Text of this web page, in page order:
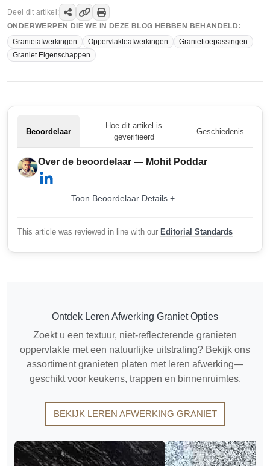
Deel dit artikel:
ONDERWERPEN DIE WE IN DEZE BLOG HEBBEN BEHANDELD:
Granietafwerkingen
Oppervlakteafwerkingen
Graniettoepassingen
Graniet Eigenschappen
Beoordelaar
Hoe dit artikel is
geverifieerd
Geschiedenis
Over de beoordelaar — Mohit Poddar
Toon Beoordelaar Details +
This article was reviewed in line with our Editorial Standards
Ontdek Leren Afwerking Graniet Opties
Zoekt u een textuur, niet-reflecterende granieten
oppervlakte met een natuurlijke uitstraling? Bekijk ons
assortiment granieten platen met leren afwerking—
geschikt voor keukens, trappen en binnenruimtes.
BEKIJK LEREN AFWERKING GRANIET